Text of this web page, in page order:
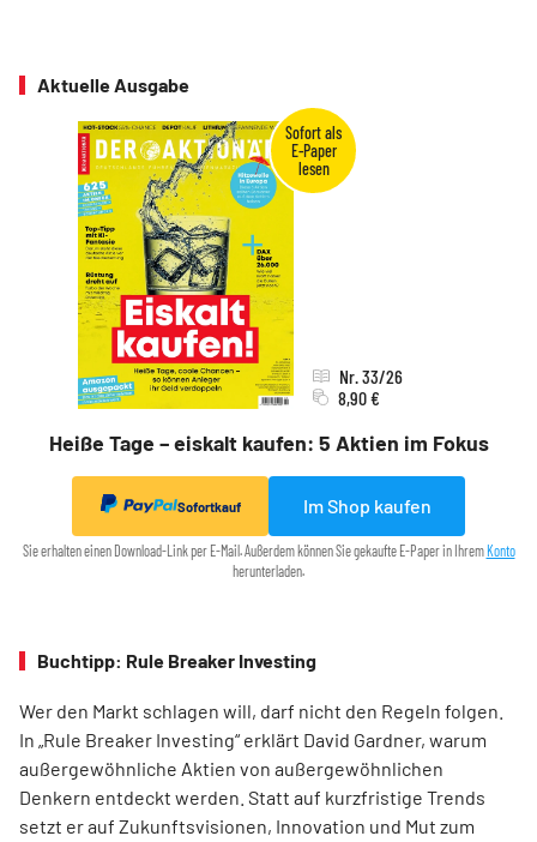
Aktuelle Ausgabe
Heiße Tage – eiskalt kaufen: 5 Aktien im Fokus
Nr. 33/26
8,90 €
Sofortkauf Im Shop kaufen
Sie erhalten einen Download-Link per E-Mail. Außerdem können Sie gekaufte E-Paper in Ihrem Konto
herunterladen.
Buchtipp: Rule Breaker Investing
Wer den Markt schlagen will, darf nicht den Regeln folgen.
In „Rule Breaker Investing“ erklärt David Gardner, warum
außergewöhnliche Aktien von außer­gewöhnlichen
Denkern entdeckt werden. Statt auf kurzfristige Trends
setzt er auf Zukunftsvisionen, Innovation und Mut zum